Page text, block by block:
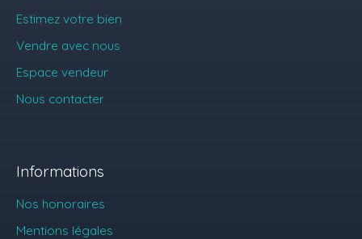
Estimez votre bien
Vendre avec nous
Espace vendeur
Nous contacter
Informations
Nos honoraires
Mentions légales